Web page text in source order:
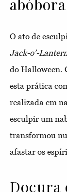
O ato de
Jack-o’-
do Halloween.
esta prática
realizada em
esculpir um
transformou
afastar os
Doçura